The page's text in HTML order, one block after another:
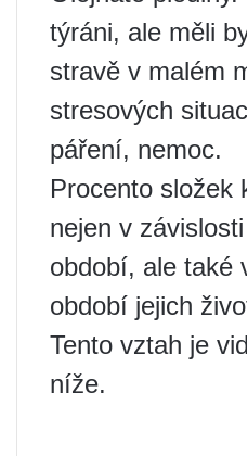
týráni, ale měli
stravě v malém
stresových
páření, nemoc.
Procento složek
nejen v
období, ale také
období jejich
Tento vztah je
níže.